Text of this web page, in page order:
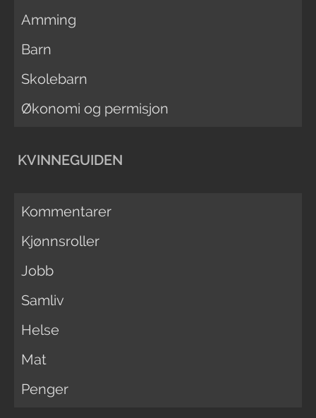
Amming
Barn
Skolebarn
Økonomi og permisjon
KVINNEGUIDEN
Kommentarer
Kjønnsroller
Jobb
Samliv
Helse
Mat
Penger